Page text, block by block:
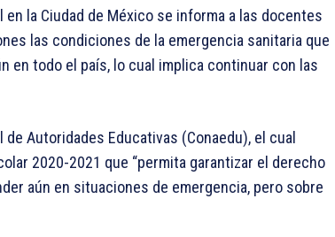
la Ciudad de México se informa a las docentes
las condiciones de la emergencia sanitaria que
en todo el país, lo cual implica continuar con las
Autoridades Educativas (Conaedu), el cual
2020-2021 que “permita garantizar el derecho
aún en situaciones de emergencia, pero sobre